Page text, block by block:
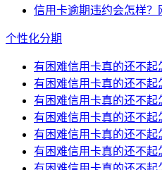
信用卡逾期违约会怎样？
个性化分期
有困难信用卡真的还不起
有困难信用卡真的还不起
有困难信用卡真的还不起
有困难信用卡真的还不起
有困难信用卡真的还不起
有困难信用卡真的还不起